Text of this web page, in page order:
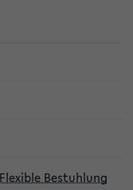
Bestuhlung